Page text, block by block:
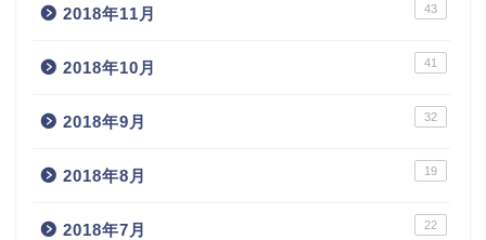
2018年11月 43
2018年10月 41
2018年9月 32
2018年8月 19
2018年7月 22